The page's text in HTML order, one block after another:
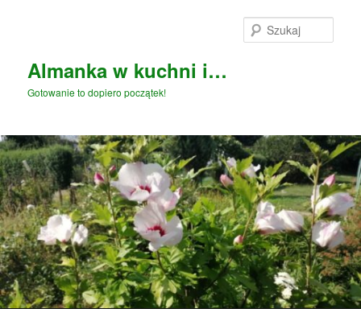
Almanka w kuchni i…
Gotowanie to dopiero początek!